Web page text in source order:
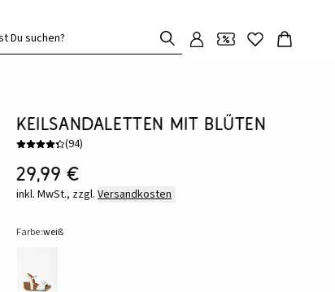
Du suchen?
Keilsandaletten mit Blüten
(94)
29,99 €
inkl. MwSt., zzgl. Versandkosten
Farbe:weiß